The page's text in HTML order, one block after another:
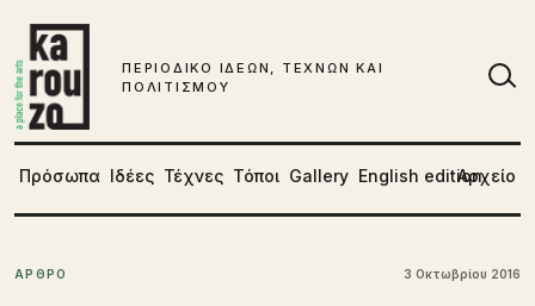
ΠΕΡΙΟΔΙΚΟ ΙΔΕΩΝ, ΤΕΧΝΩΝ ΚΑΙ
ΠΟΛΙΤΙΣΜΟΥ
Πρόσωπα Ιδέες Τέχνες Τόποι Gallery English editionΑρχείο
ΑΡΘΡΟ 3 Οκτωβρίου 2016